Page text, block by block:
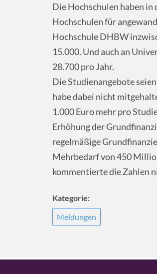
Die Hochschulen haben
Hochschulen für
Hochschule DHBW
15.000. Und auch an
28.700 pro Jahr.
Die Studienangebote
habe dabei nicht
1.000 Euro mehr pro
Erhöhung der
regelmäßige
Mehrbedarf von 450
kommentierte die Zahlen
Kategorie:
Meldungen